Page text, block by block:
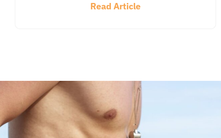
Read Article